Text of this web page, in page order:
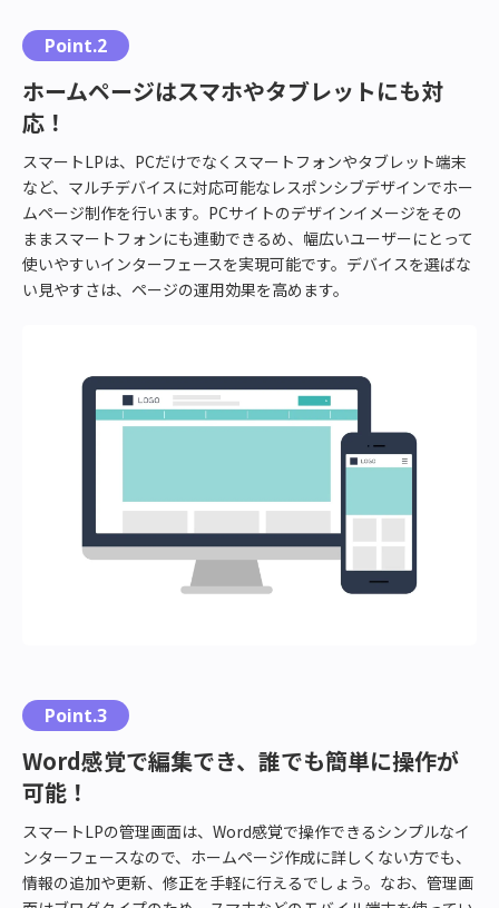
Point.2
ホームページはスマホやタブレットにも対
応！
スマートLPは、PCだけでなくスマートフォンやタブレット端末
など、マルチデバイスに対応可能なレスポンシブデザインでホー
ムページ制作を行います。PCサイトのデザインイメージをその
ままスマートフォンにも連動できるめ、幅広いユーザーにとって
使いやすいインターフェースを実現可能です。デバイスを選ばな
い見やすさは、ページの運用効果を高めます。
Point.3
Word感覚で編集でき、誰でも簡単に操作が
可能！
スマートLPの管理画面は、Word感覚で操作できるシンプルなイ
ンターフェースなので、ホームページ作成に詳しくない方でも、
情報の追加や更新、修正を手軽に行えるでしょう。なお、管理画